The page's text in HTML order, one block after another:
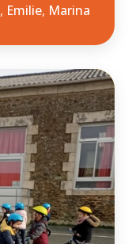
, Emilie, Marina